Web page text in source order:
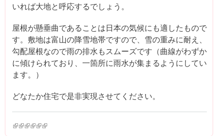
いれば大地と呼応するでしょう。
屋根が懸垂曲であることは日本の気候にも適したもので
す。敷地は富山の降雪地帯ですので、雪の重みに耐え、
勾配屋根なので雨の排水もスムーズです（曲線がわずか
に傾けられており、一箇所に雨水が集まるようにしてい
ます。）
どなたか住宅で是非実現させてください。
(link is external)
(link is external)
(link is external)
(link is external)
(link is external)
(link is external)